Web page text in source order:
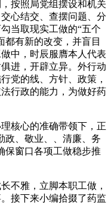
按照局党组摆设和机关
心结交、查摆问题、分
当取现实工做的“五个
都有新的改变，并盲目
中，时辰服膺本人代表
进，开辟立异。外行动
党的线、方针、政策，
行政的能力，为做好药
核心的准确带领下，正
政、敬业、、清廉、务
保窗口各项工做稳步推
雅，立脚本职工做，
接下来小编拾掇了药监